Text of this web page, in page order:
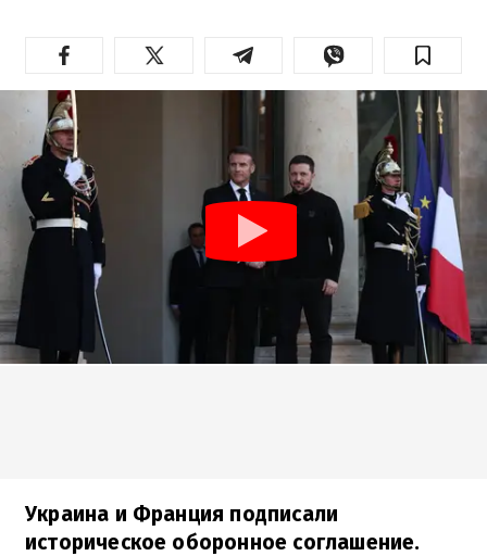
Украина и Франция подписали
историческое оборонное соглашение.